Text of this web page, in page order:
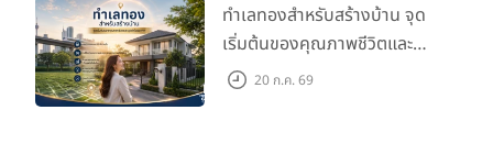
ทำเลทองสำหรับสร้างบ้าน จุด
เริ่มต้นของคุณภาพชีวิตและ
มูลค่าในอนาคต
20 ก.ค. 69